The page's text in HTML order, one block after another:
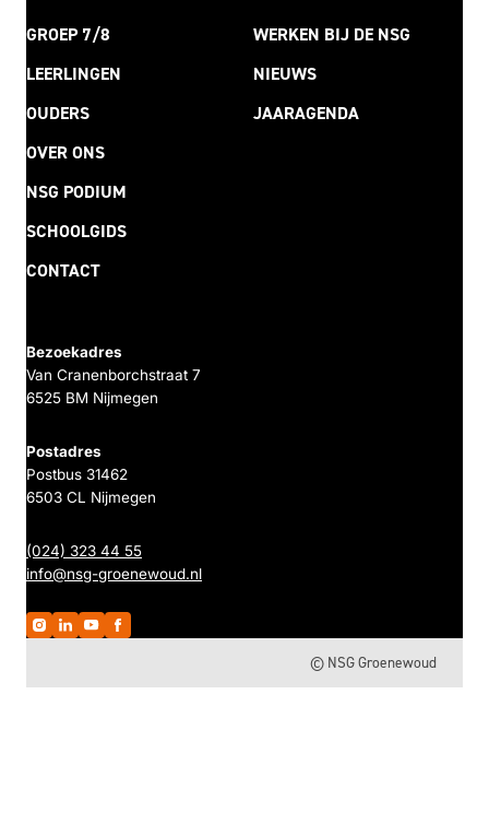
GROEP 7/8
LEERLINGEN
OUDERS
OVER ONS
NSG PODIUM
SCHOOLGIDS
CONTACT
WERKEN BIJ DE NSG
NIEUWS
JAARAGENDA
Bezoekadres
Van Cranenborchstraat 7
6525 BM Nijmegen
Postadres
Postbus 31462
6503 CL Nijmegen
(024) 323 44 55
info@nsg-groenewoud.nl
© NSG Groenewoud